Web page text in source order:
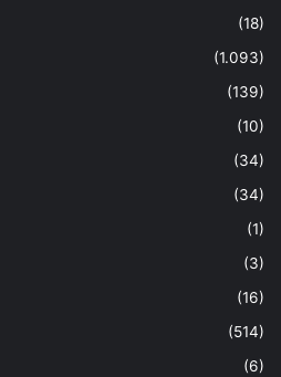
(18)
(1.093)
(139)
(10)
(34)
(34)
(1)
(3)
(16)
(514)
(6)